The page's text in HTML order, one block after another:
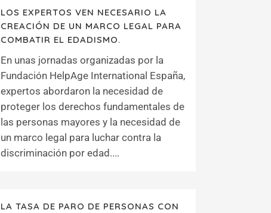
LOS EXPERTOS VEN NECESARIO LA
CREACIÓN DE UN MARCO LEGAL PARA
COMBATIR EL EDADISMO.
En unas jornadas organizadas por la
Fundación HelpAge International España,
expertos abordaron la necesidad de
proteger los derechos fundamentales de
las personas mayores y la necesidad de
un marco legal para luchar contra la
discriminación por edad....
LA TASA DE PARO DE PERSONAS CON